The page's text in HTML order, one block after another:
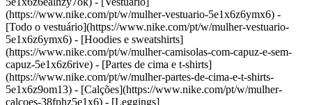
(https://www.nike.com/pt/w/mulher-vestuario-5e1x6z6ymx6) -
[Todo o vestuário](https://www.nike.com/pt/w/mulher-vestuario-
5e1x6z6ymx6) - [Hoodies e sweatshirts]
(https://www.nike.com/pt/w/mulher-camisolas-com-capuz-e-sem-
capuz-5e1x6z6rive) - [Partes de cima e t-shirts]
(https://www.nike.com/pt/w/mulher-partes-de-cima-e-t-shirts-
5e1x6z9om13) - [Calções](https://www.nike.com/pt/w/mulher-
calcoes-38fphz5e1x6) - [Leggings]